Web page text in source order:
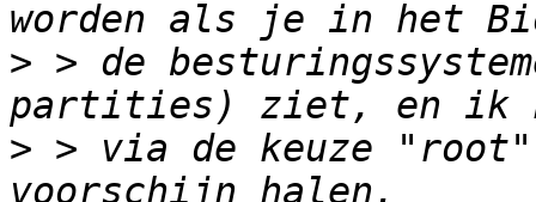
> > de
> > via de keuze "root"